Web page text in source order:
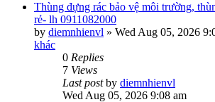
Thùng đựng rác bảo vệ môi trường,
rẻ- lh 0911082000
by diemnhienvl » Wed Aug 05, 2026
khác
0 Replies
7 Views
Last postby diemnhienvl
Wed Aug 05, 2026 9:08 am